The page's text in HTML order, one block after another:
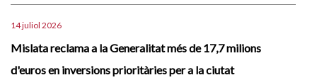
14 juliol 2026
Mislata reclama a la Generalitat més de 17,7 milions
d'euros en inversions prioritàries per a la ciutat